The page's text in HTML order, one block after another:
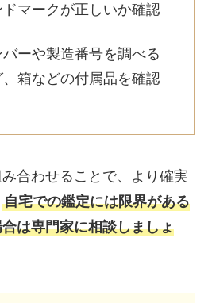
ドマークが正しいか確認
ーや製造番号を調べる
箱などの付属品を確認
合わせることで、より確実
自宅での鑑定には限界がある
は専門家に相談しましょ